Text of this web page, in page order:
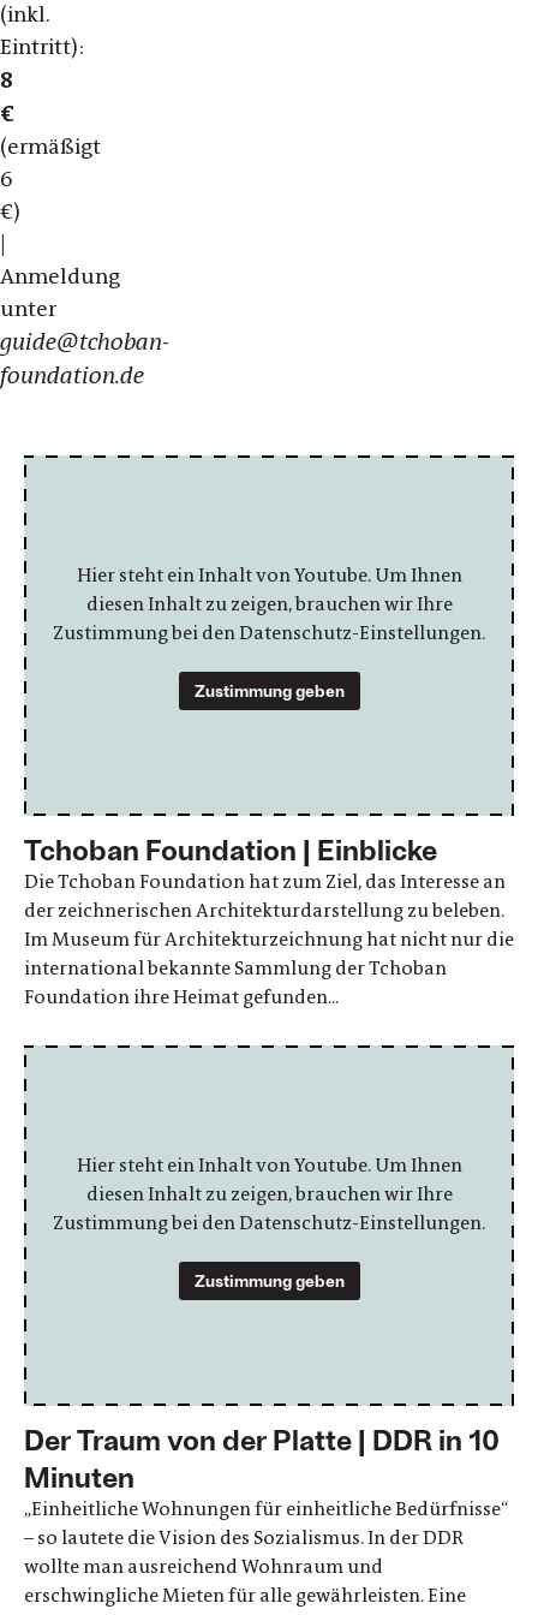
(inkl.
Eintritt):
8
€
(ermäßigt
6
€)
|
Anmeldung
unter
guide@tchoban-
foundation.de
Hier steht ein Inhalt von Youtube. Um Ihnen
diesen Inhalt zu zeigen, brauchen wir Ihre
Zustimmung bei den Datenschutz-Einstellungen.
Zustimmung geben
Tchoban Foundation | Einblicke
Die Tchoban Foundation hat zum Ziel, das Interesse an
der zeichnerischen Architekturdarstellung zu beleben.
Im Museum für Architekturzeichnung hat nicht nur die
international bekannte Sammlung der Tchoban
Foundation ihre Heimat gefunden...
Hier steht ein Inhalt von Youtube. Um Ihnen
diesen Inhalt zu zeigen, brauchen wir Ihre
Zustimmung bei den Datenschutz-Einstellungen.
Zustimmung geben
Der Traum von der Platte | DDR in 10
Minuten
„Einheitliche Wohnungen für einheitliche Bedürfnisse“
– so lautete die Vision des Sozialismus. In der DDR
wollte man ausreichend Wohnraum und
erschwingliche Mieten für alle gewährleisten. Eine